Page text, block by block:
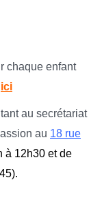
chaque enfant
ici
au secrétariat
au 18 rue
à 12h30 et de